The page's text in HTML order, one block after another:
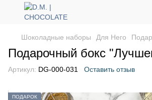
Шоколадные наборы Для Него
Подарочный бокс
Артикул: DG-000-031 Оставить отзыв
ПОДАРОК